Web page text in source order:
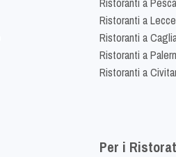
Ristoranti a Lecce
Ristoranti a
Ristoranti a
Ristoranti a
Per i